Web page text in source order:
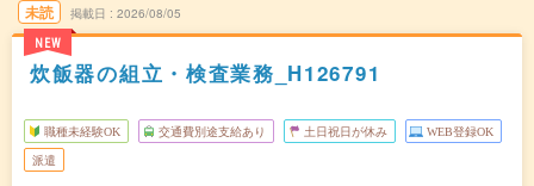
未読
NEW
掲載日 2026/08/05
炊飯器の組立・検査業務_H126791
職種未経験OK 交通費別途支給あり 土日祝日が休み WEB登録OK
派遣